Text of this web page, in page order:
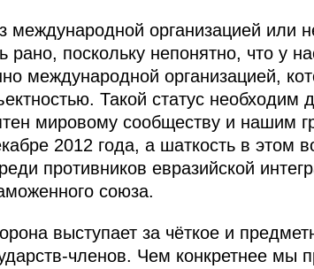
организацией или
рано, поскольку непонятно, что у
международной организацией,
Такой статус
мировому сообществу и нашим
2012 года, а шаткость в этом
противников евразийской
союза.
выступает за чёткое и
членов. Чем конкретнее